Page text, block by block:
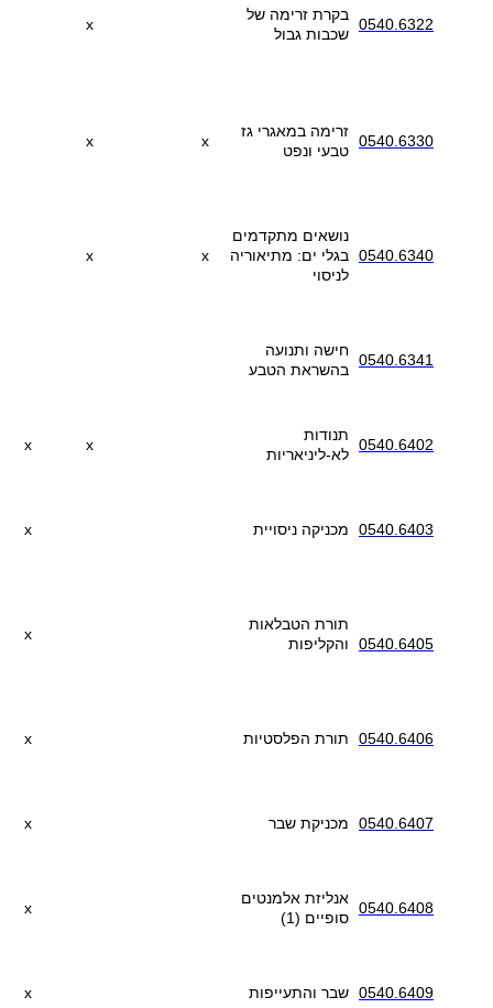
0540.6322
בקרת זרימה של
שכבות גבול
x
0540.6330
זרימה במאגרי גז
טבעי ונפט
x
x
0540.6340
נושאים מתקדמים
בגלי ים: מתיאוריה
לניסוי
x
x
0540.6341
חישה ותנועה
בהשראת הטבע
0540.6402
תנודות
לא-ליניאריות
x
x
0540.6403 מכניקה ניסויית x
0540.6405
תורת הטבלאות
והקליפות
x
0540.6406 תורת הפלסטיות x
0540.6407 מכניקת שבר x
0540.6408
אנליזת אלמנטים
סופיים (1)
x
0540.6409 שבר והתעייפות x